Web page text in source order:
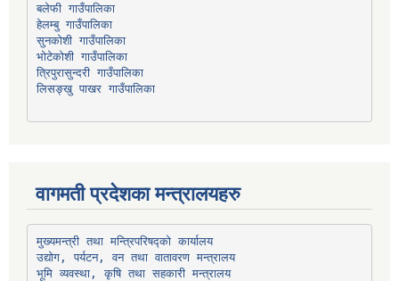
बलेफी गाउँपालिका
हेलम्बु गाउँपालिका
सुनकोशी गाउँपालिका
भोटेकोशी गाउँपालिका
त्रिपुरासुन्दरी गाउँपालिका
लिसङ्खु पाखर गाउँपालिका
वागमती प्रदेशका मन्त्रालयहरु
मुख्यमन्त्री तथा मन्त्रिपरिषद्को कार्यालय
उद्योग, पर्यटन, वन तथा वातावरण मन्त्रालय
भूमि व्यवस्था, कृषि तथा सहकारी मन्त्रालय